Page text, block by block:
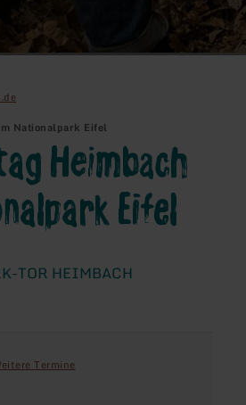
Nationalpark Eifel
Heimbach
Eifel
TOR HEIMBACH
Termine